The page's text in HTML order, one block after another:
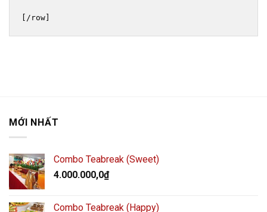
MỚI NHẤT
Combo Teabreak (Sweet)
4.000.000,0₫
Combo Teabreak (Happy)